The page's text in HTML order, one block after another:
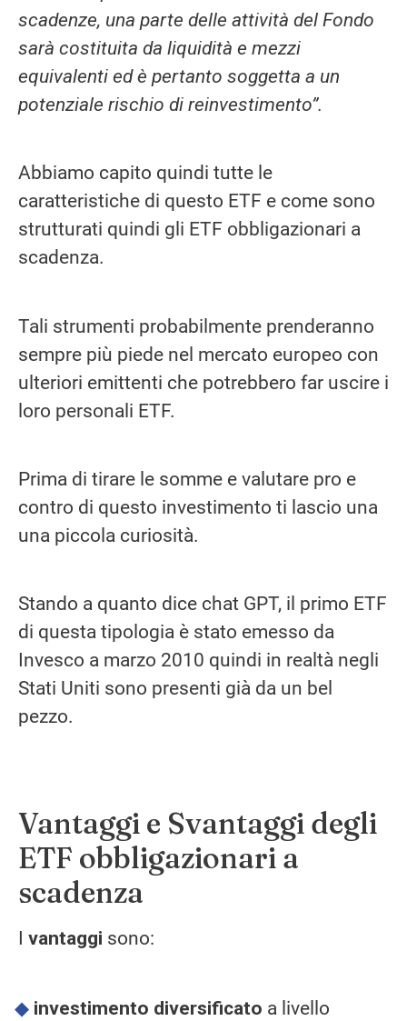
scadenze, una parte delle attività del Fondo
sarà costituita da liquidità e mezzi
equivalenti ed è pertanto soggetta a un
potenziale rischio di reinvestimento”.
Abbiamo capito quindi tutte le
caratteristiche di questo ETF e come sono
strutturati quindi gli ETF obbligazionari a
scadenza.
Tali strumenti probabilmente prenderanno
sempre più piede nel mercato europeo con
ulteriori emittenti che potrebbero far uscire i
loro personali ETF.
Prima di tirare le somme e valutare pro e
contro di questo investimento ti lascio una
una piccola curiosità.
Stando a quanto dice chat GPT, il primo ETF
di questa tipologia è stato emesso da
Invesco a marzo 2010 quindi in realtà negli
Stati Uniti sono presenti già da un bel
pezzo.
Vantaggi e Svantaggi degli
ETF obbligazionari a
scadenza
I vantaggi sono:
investimento diversificato a livello